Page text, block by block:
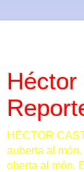
Héctor
HÉCTOR
auberta al
oberta al món.